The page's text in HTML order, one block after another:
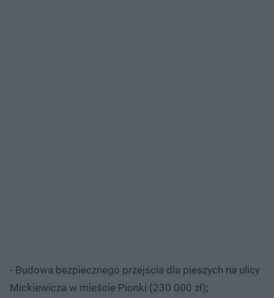
- Budowa bezpiecznego przejścia dla pieszych na ulicy
Mickiewicza w mieście Pionki (230 000 zł);